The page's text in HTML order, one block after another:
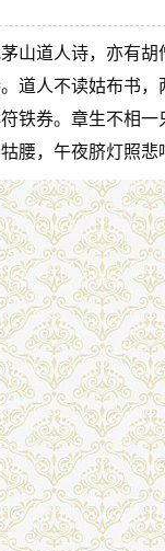
山道人诗，亦有
道人不读姑布书
铁券。章生不相
腰，午夜脐灯照悲